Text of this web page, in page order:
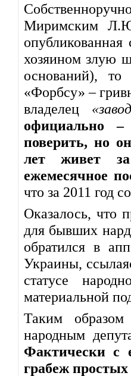
Миримским
хозяином злую
оснований), то
«Форбсу» –
владелец
официально
поверить, но
лет живет за
ежемесячное
что за 2011 год
Оказалось, что
для бывших
обратился в
Украины,
статусе
материальной
Таким
народным
Фактически с
грабеж